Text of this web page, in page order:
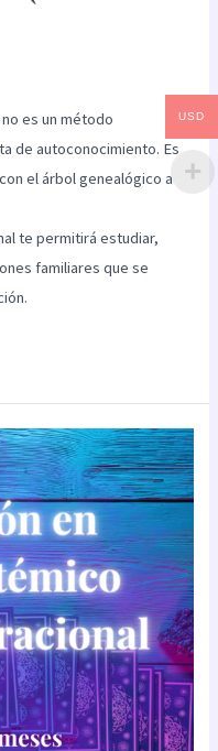
es un método
de autoconocimiento. Es
el árbol genealógico a
te permitirá estudiar,
familiares que se
USD